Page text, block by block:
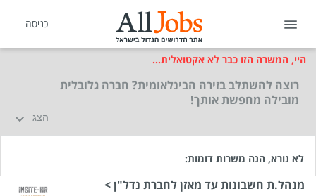
כניסה
היי, המשרה הזו כבר לא אקטואלית...
רוצה להשתלב בזירה הבינלאומית? חברה גלובלית
מובילה מחפשת אותך!
הצג
לא נורא, הנה משרות דומות:
מנהל.ת חשבונות עד מאזן לחברת נדל"ן >